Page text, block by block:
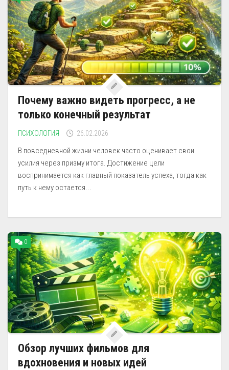
Почему важно видеть прогресс, а не
только конечный результат
ПСИХОЛОГИЯ 26.02.2026
В повседневной жизни человек часто оценивает свои
усилия через призму итога. Достижение цели
воспринимается как главный показатель успеха, тогда как
путь к нему остается...
0
Обзор лучших фильмов для
вдохновения и новых идей